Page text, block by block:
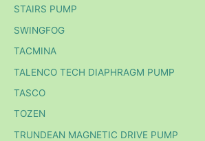
STAIRS PUMP
SWINGFOG
TACMINA
TALENCO TECH DIAPHRAGM PUMP
TASCO
TOZEN
TRUNDEAN MAGNETIC DRIVE PUMP